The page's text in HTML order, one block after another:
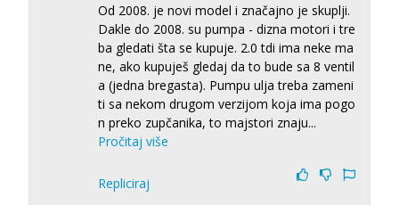
Od 2008. je novi model i značajno je skuplji.
Dakle do 2008. su pumpa - dizna motori i tre
ba gledati šta se kupuje. 2.0 tdi ima neke ma
ne, ako kupuješ gledaj da to bude sa 8 ventil
a (jedna bregasta). Pumpu ulja treba zameni
ti sa nekom drugom verzijom koja ima pogo
n preko zupčanika, to majstori znaju...
Pročitaj više
Repliciraj